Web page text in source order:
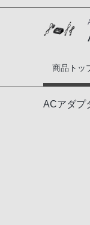
AC-
商品トッ
ACアダプ